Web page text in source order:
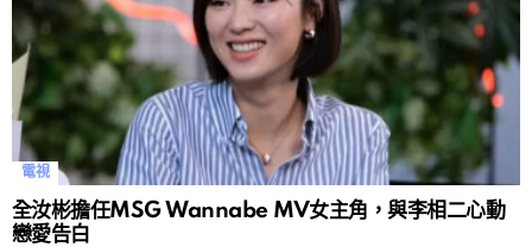
電視
全汝彬擔任MSG Wannabe MV女主角，與李相二心動
戀愛告白